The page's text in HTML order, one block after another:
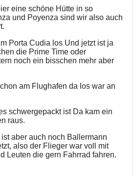
eine schöne Hütte in so
und Poyenza sind wir also auch
Porta Cudia los Und jetzt ist ja
die Prime Time oder
noch ein bisschen mehr aber
am Flughafen da los war an
schwergepackt ist Da kam ein
raus.
aber auch noch Ballermann
also der Flieger war voll mit
Leuten die gern Fahrrad fahren.